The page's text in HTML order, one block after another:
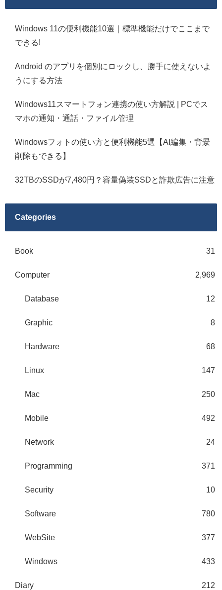
Windows 11の便利機能10選｜標準機能だけでここまで
できる!
Android のアプリを個別にロックし、勝手に使えないよ
うにする方法
Windows11スマートフォン連携の使い方解説 | PCでス
マホの通知・通話・ファイル管理
Windowsフォトの使い方と便利機能5選【AI編集・背景
削除もできる】
32TBのSSDが7,480円？容量偽装SSDと詐欺広告に注意
Categories
Book 31
Computer 2,969
Database 12
Graphic 8
Hardware 68
Linux 147
Mac 250
Mobile 492
Network 24
Programming 371
Security 10
Software 780
WebSite 377
Windows 433
Diary 212